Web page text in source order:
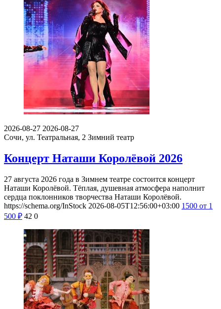
2026-08-27 2026-08-27
Сочи, ул. Театральная, 2 Зимний театр
Концерт Наташи Королёвой 2026
27 августа 2026 года в Зимнем театре состоится концерт
Наташи Королёвой. Тёплая, душевная атмосфера наполнит
сердца поклонников творчества Наташи Королёвой.
https://schema.org/InStock 2026-08-05T12:56:00+03:00 1500 от 1
500 ₽ 42 0